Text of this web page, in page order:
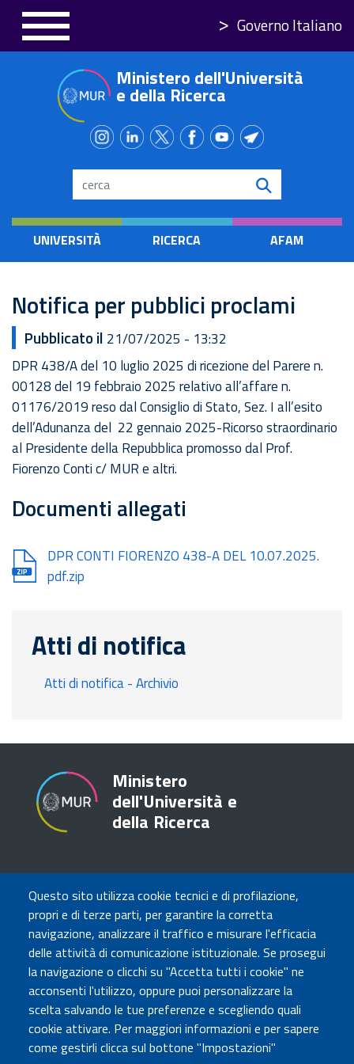
principale
Governo Italiano
Questo sito utilizza cookie tecnici e di profilazione,
propri e di terze parti, per garantire la corretta
navigazione, analizzare il traffico e misurare l'efficacia
delle attività di comunicazione istituzionale. Se prosegui
la navigazione o clicchi su "Accetta tutti i cookie" ne
acconsenti l'utilizzo, oppure puoi personalizzare la
scelta salvando le tue preferenze e scegliendo quali
cookie attivare. Per maggiori informazioni e per sapere
come gestirli clicca sul bottone "Impostazioni"
Ministero dell'Università
e della Ricerca
Search
UNIVERSITÀ RICERCA AFAM
Notifica per pubblici proclami
Pubblicato il 21/07/2025 - 13:32
DPR 438/A del 10 luglio 2025 di ricezione del Parere n.
00128 del 19 febbraio 2025 relativo all’affare n.
01176/2019 reso dal Consiglio di Stato, Sez. I all’esito
dell’Adunanza del 22 gennaio 2025-Ricorso straordinario
al Presidente della Repubblica promosso dal Prof.
Fiorenzo Conti c/ MUR e altri.
Documenti allegati
Document
DPR CONTI FIORENZO 438-A DEL 10.07.2025.
pdf.zip
Atti di notifica
Atti di notifica - Archivio
Ministero
dell'Università e
della Ricerca
TRASPARENZA
Amministrazione Trasparente
Atti di notifica
Albo online
Concorsi
COMUNICA CON NOI
Urp
Posta elettronica certificata